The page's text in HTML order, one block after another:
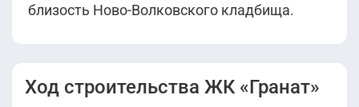
близость Ново-Волковского кладбища.
Ход строительства ЖК «Гранат»